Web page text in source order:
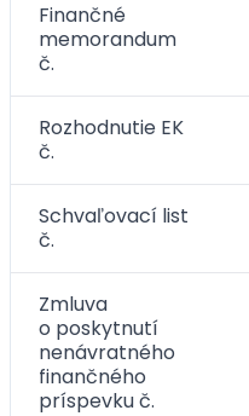
Finančné
memorandum
č.
Rozhodnutie EK
č.
Schvaľovací list
č.
Zmluva
o poskytnutí
nenávratného
finančného
príspevku č.